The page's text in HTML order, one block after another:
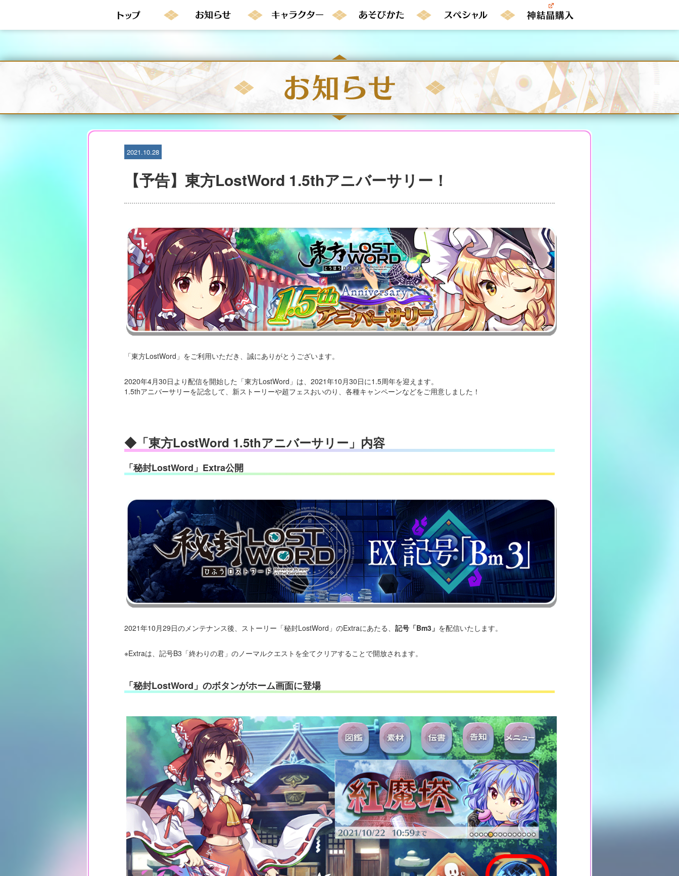
o
n
2021.10.28
【予告】東方LostWord 1.5thアニバーサリー！
「東方LostWord」をご利用いただき、誠にありがとうございます。
2020年4月30日より配信を開始した「東方LostWord」は、2021年10月30日に1.5周年を迎えます。
1.5thアニバーサリーを記念して、新ストーリーや超フェスおいのり、各種キャンペーンなどをご用意しました！
◆「東方LostWord 1.5thアニバーサリー」内容
「秘封LostWord」Extra公開
2021年10月29日のメンテナンス後、ストーリー「秘封LostWord」のExtraにあたる、 記号「Bm3」 を配信いたします。
※Extraは、記号B3「終わりの君」のノーマルクエストを全てクリアすることで開放されます。
「秘封LostWord」のボタンがホーム画面に登場